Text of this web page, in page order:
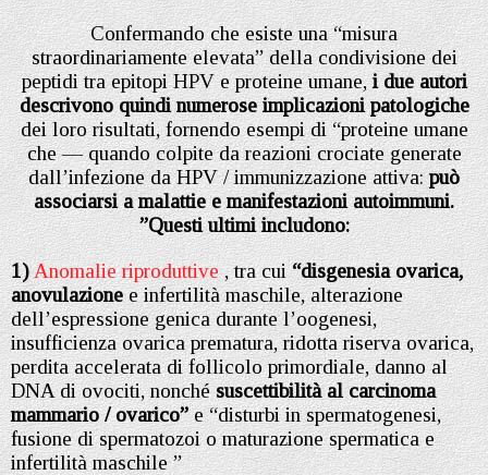
Confermando che esiste una “misura
straordinariamente elevata” della condivisione dei
peptidi tra epitopi HPV e proteine ​​umane,i due autori
descrivono quindi numerose implicazioni patologiche
dei loro risultati, fornendo esempi di “proteine ​​umane
che — quando colpite da reazioni crociate generate
dall’infezione da HPV / immunizzazione attiva:può
associarsi a malattie e manifestazioni autoimmuni.
”Questi ultimi includono:
1)Anomalie riproduttive, tra cui“disgenesia ovarica,
anovulazionee infertilità maschile, alterazione
dell’espressione genica durante l’oogenesi,
insufficienza ovarica prematura, ridotta riserva ovarica,
perdita accelerata di follicolo primordiale, danno al
DNA di ovociti, nonchésuscettibilità al carcinoma
mammario / ovarico”e “disturbi in spermatogenesi,
fusione di spermatozoi o maturazione spermatica e
infertilità maschile ”